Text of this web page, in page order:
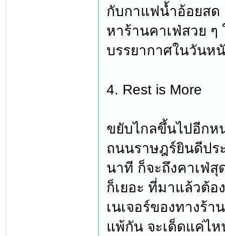
กับกาแฟน้ำอ้อยสด
หาร้านคาเฟ่สวย ๆ
บรรยากาศในวันห
4. Rest is More
ขยับไกลขึ้นไปอีก
ถนนราษฎร์ยินดีปร
นาที ก็จะถึงคาเฟ่สุ
ก็เยอะ ที่มาแล้วต้อ
เนเจอร์ของทางร้
แพ้กัน จะเด็ดแค่ไ